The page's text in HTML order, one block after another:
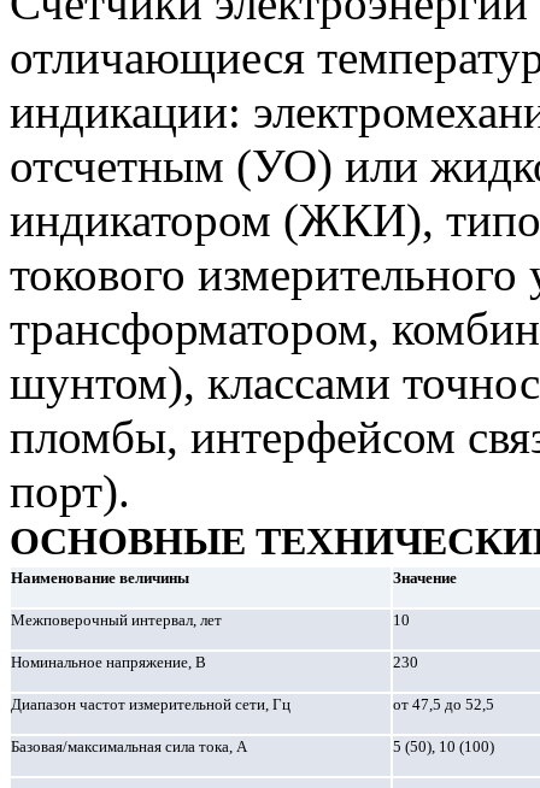
отличающиеся
индикации:
отсчетным (УО) или
индикатором (ЖКИ),
токового
трансформатором,
шунтом), классами
пломбы, интерфейсом
порт).
ОСНОВНЫЕ
Наименование величины Значение
Межповерочный интервал, лет 10
Номинальное напряжение, В 230
Диапазон частот измерительной сети, Гц от 47,5 до 52,5
Базовая/максимальная сила тока, А 5 (50), 10 (100)